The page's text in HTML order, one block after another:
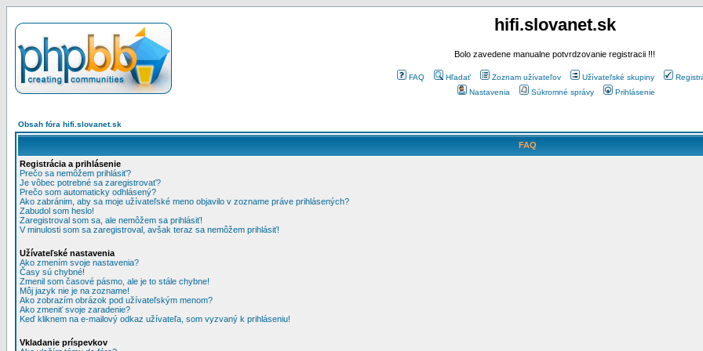
hifi.slovanet.sk
Bolo zavedene manualne potvrdzovanie registracii !!!
FAQ Hľadať Zoznam užívateľov Užívateľské skupiny
Nastavenia
Súkromné správy Prihlásenie
Obsah fóra hifi.slovanet.sk
FAQ
Registrácia a prihlásenie
Prečo sa nemôžem prihlásiť?
Je vôbec potrebné sa zaregistrovať?
Prečo som automaticky odhlásený?
Ako zabránim, aby sa moje užívateľské meno objavilo v zozname práve prihlásených?
Zabudol som heslo!
Zaregistroval som sa, ale nemôžem sa prihlásiť!
V minulosti som sa zaregistroval, avšak teraz sa nemôžem prihlásiť!
Užívateľské nastavenia
Ako zmením svoje nastavenia?
Časy sú chybné!
Zmenil som časové pásmo, ale je to stále chybne!
Môj jazyk nie je na zozname!
Ako zobrazím obrázok pod užívateľským menom?
Ako zmeniť svoje zaradenie?
Keď kliknem na e-mailový odkaz užívateľa, som vyzvaný k prihláseniu!
Vkladanie príspevkov